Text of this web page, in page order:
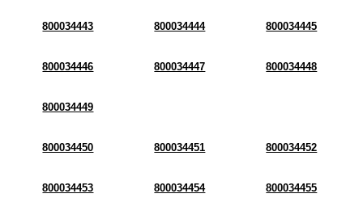
800034443 800034444 800034445
800034446 800034447 800034448
800034449
800034450 800034451 800034452
800034453 800034454 800034455